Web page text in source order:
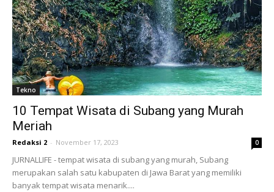
Tekno
10 Tempat Wisata di Subang yang Murah
Meriah
Redaksi 2 - November 17, 2023 0
JURNALLIFE - tempat wisata di subang yang murah, Subang
merupakan salah satu kabupaten di Jawa Barat yang memiliki
banyak tempat wisata menarik....